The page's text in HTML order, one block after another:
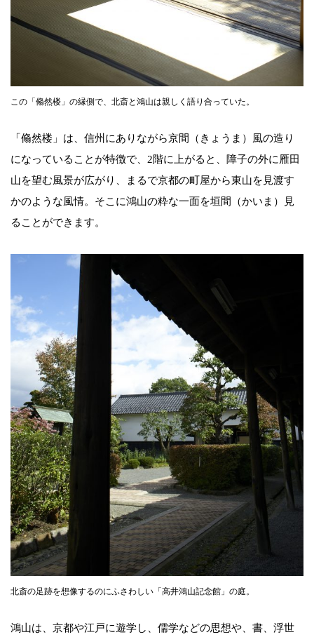
この「翛然楼」の縁側で、北斎と鴻山は親しく語り合っていた。
「翛然楼」は、信州にありながら京間（きょうま）風の造り
になっていることが特徴で、2階に上がると、障子の外に雁田
山を望む風景が広がり、まるで京都の町屋から東山を見渡す
かのような風情。そこに鴻山の粋な一面を垣間（かいま）見
ることができます。
北斎の足跡を想像するのにふさわしい「高井鴻山記念館」の庭。
鴻山は、京都や江戸に遊学し、儒学などの思想や、書、浮世